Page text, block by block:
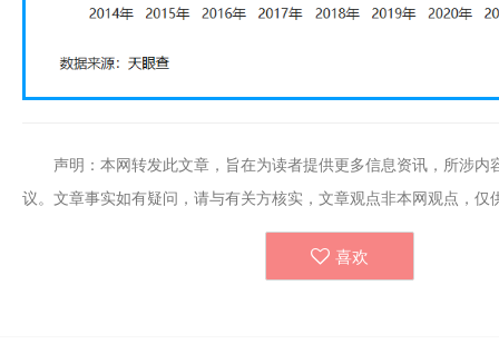
声明：本网转发此文章，旨在为读者提供更多信息资讯，所涉内
议。文章事实如有疑问，请与有关方核实，文章观点非本网观点，仅
喜欢